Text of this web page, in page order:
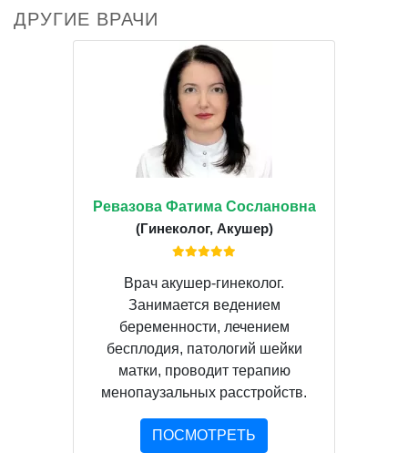
ДРУГИЕ ВРАЧИ
Ревазова Фатима Сослановна
(Гинеколог, Акушер)
Врач акушер-гинеколог.
Занимается ведением
беременности, лечением
бесплодия, патологий шейки
матки, проводит терапию
менопаузальных расстройств.
ПОСМОТРЕТЬ